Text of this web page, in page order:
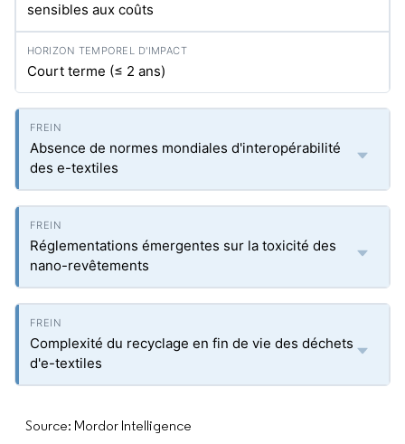
sensibles aux coûts
Court terme (≤ 2 ans)
Absence de normes mondiales d'interopérabilité
des e-textiles
Réglementations émergentes sur la toxicité des
nano-revêtements
Complexité du recyclage en fin de vie des déchets
d'e-textiles
Source: Mordor Intelligence